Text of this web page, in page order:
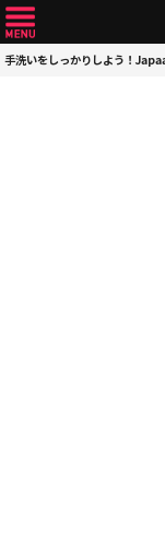
手洗いをしっかりしよう！